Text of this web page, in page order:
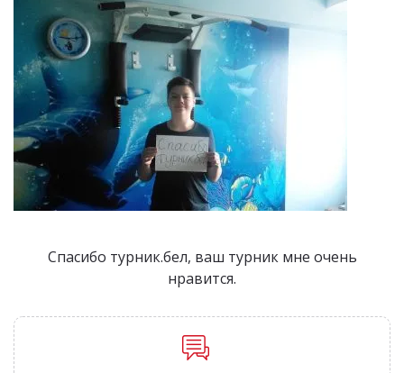
Спасибо турник.бел, ваш турник мне очень
нравится.